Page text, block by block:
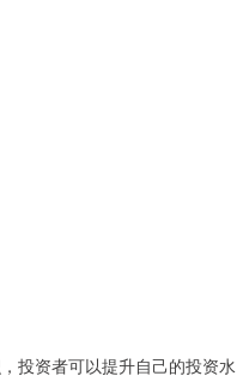
投资者可以提升自己的投资水